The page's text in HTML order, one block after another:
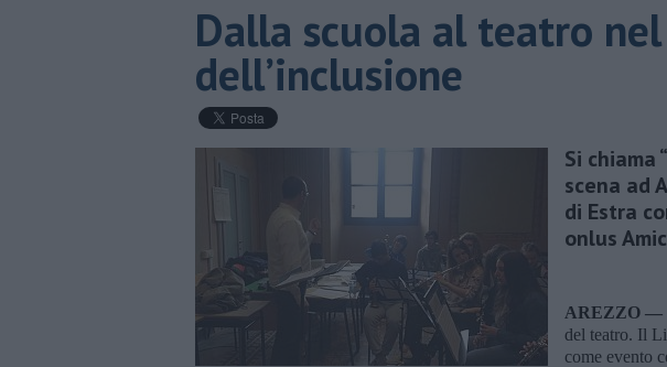
Dalla scuola al teatro
dell’inclusione
Si chiama
scena ad
di Estra
onlus
AREZZO —
del teatro. Il
come evento